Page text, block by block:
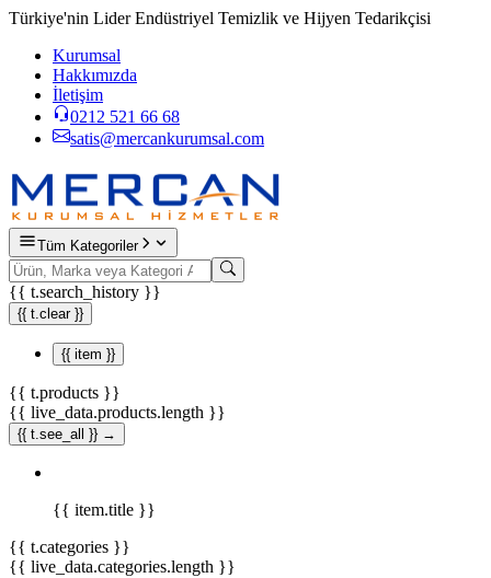
Türkiye'nin Lider Endüstriyel Temizlik ve Hijyen Tedarikçisi
Kurumsal
Hakkımızda
İletişim
0212 521 66 68
satis@mercankurumsal.com
Tüm Kategoriler
{{ t.search_history }}
{{ t.clear }}
{{ item }}
{{ t.products }}
{{ live_data.products.length }}
{{ t.see_all }} →
{{ item.title }}
{{ t.categories }}
{{ live_data.categories.length }}